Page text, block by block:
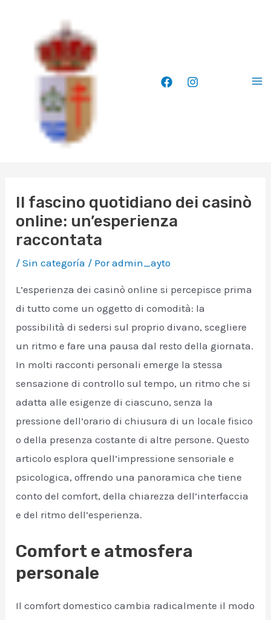
contenido
Il fascino quotidiano dei casinò
online: un’esperienza
raccontata
/Sin categoría / Poradmin_ayto
L’esperienza dei casinò online si percepisce prima
di tutto come un oggetto di comodità: la
possibilità di sedersi sul proprio divano, scegliere
un ritmo e fare una pausa dal resto della giornata.
In molti racconti personali emerge la stessa
sensazione di controllo sul tempo, un ritmo che si
adatta alle esigenze di ciascuno, senza la
pressione dell’orario di chiusura di un locale fisico
o della presenza costante di altre persone. Questo
articolo esplora quell’impressione sensoriale e
psicologica, offrendo una panoramica che tiene
conto del comfort, della chiarezza dell’interfaccia
e del ritmo dell’esperienza.
Comfort e atmosfera
personale
Il comfort domestico cambia radicalmente il modo